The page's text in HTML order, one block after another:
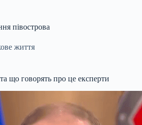
півострова
життя
що говорять про це експерти